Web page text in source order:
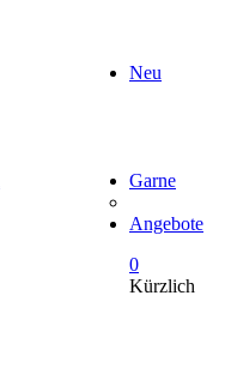
Neu
Garne
Angebote
0
Kürzlich